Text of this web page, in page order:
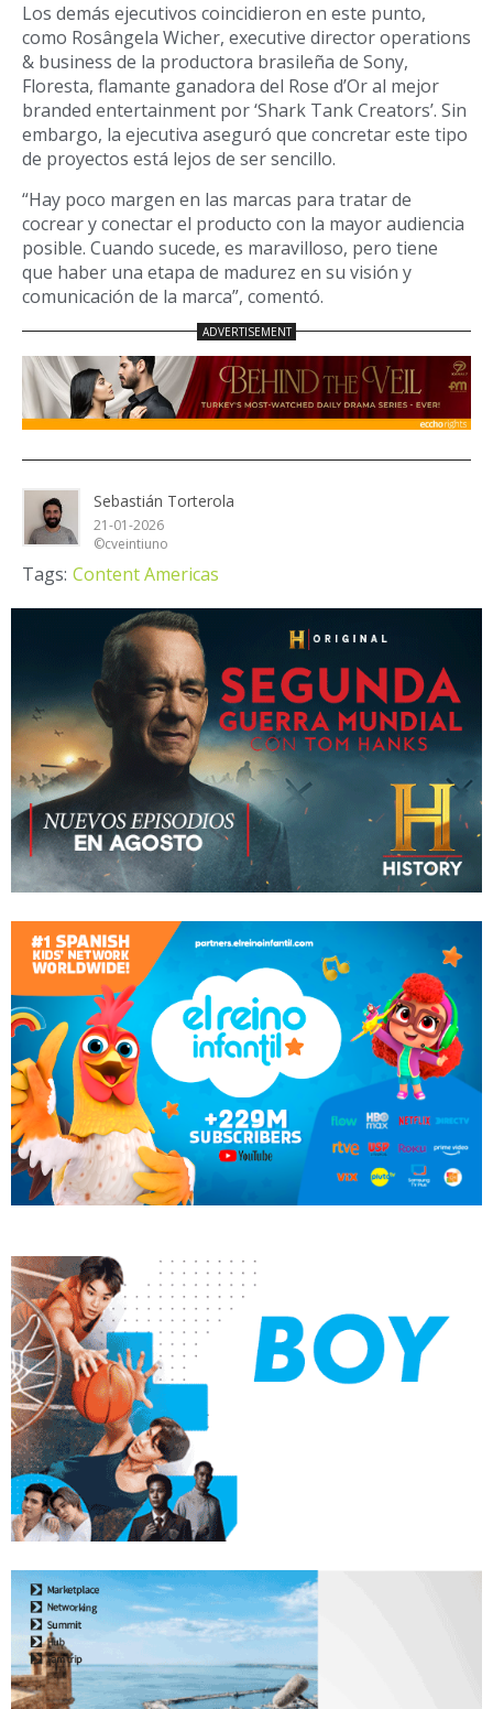
Los demás ejecutivos coincidieron en este punto,
como Rosângela Wicher, executive director operations
& business de la productora brasileña de Sony,
Floresta, flamante ganadora del Rose d’Or al mejor
branded entertainment por ‘Shark Tank Creators’. Sin
embargo, la ejecutiva aseguró que concretar este tipo
de proyectos está lejos de ser sencillo.
“Hay poco margen en las marcas para tratar de
cocrear y conectar el producto con la mayor audiencia
posible. Cuando sucede, es maravilloso, pero tiene
que haber una etapa de madurez en su visión y
comunicación de la marca”, comentó.
Sebastián Torterola
21-01-2026
©cveintiuno
Tags: Content Americas